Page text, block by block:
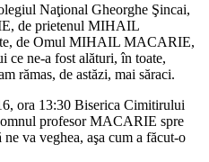
Naţional Gheorghe Şincai,
de prietenul MIHAIL
de Omul MIHAIL MACARIE,
ce ne-a fost alături, în toate,
rămas, de astăzi, mai săraci.
ora 13:30 Biserica Cimitirului
profesor MACARIE spre
va veghea, aşa cum a făcut-o